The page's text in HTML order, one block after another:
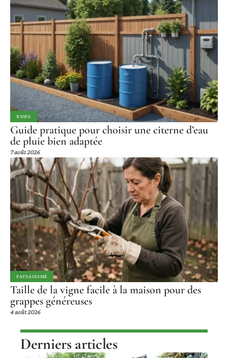
NEWS
Guide pratique pour choisir une citerne d’eau
de pluie bien adaptée
7 août 2026
PAYSAGISME
Taille de la vigne facile à la maison pour des
grappes généreuses
4 août 2026
Derniers articles